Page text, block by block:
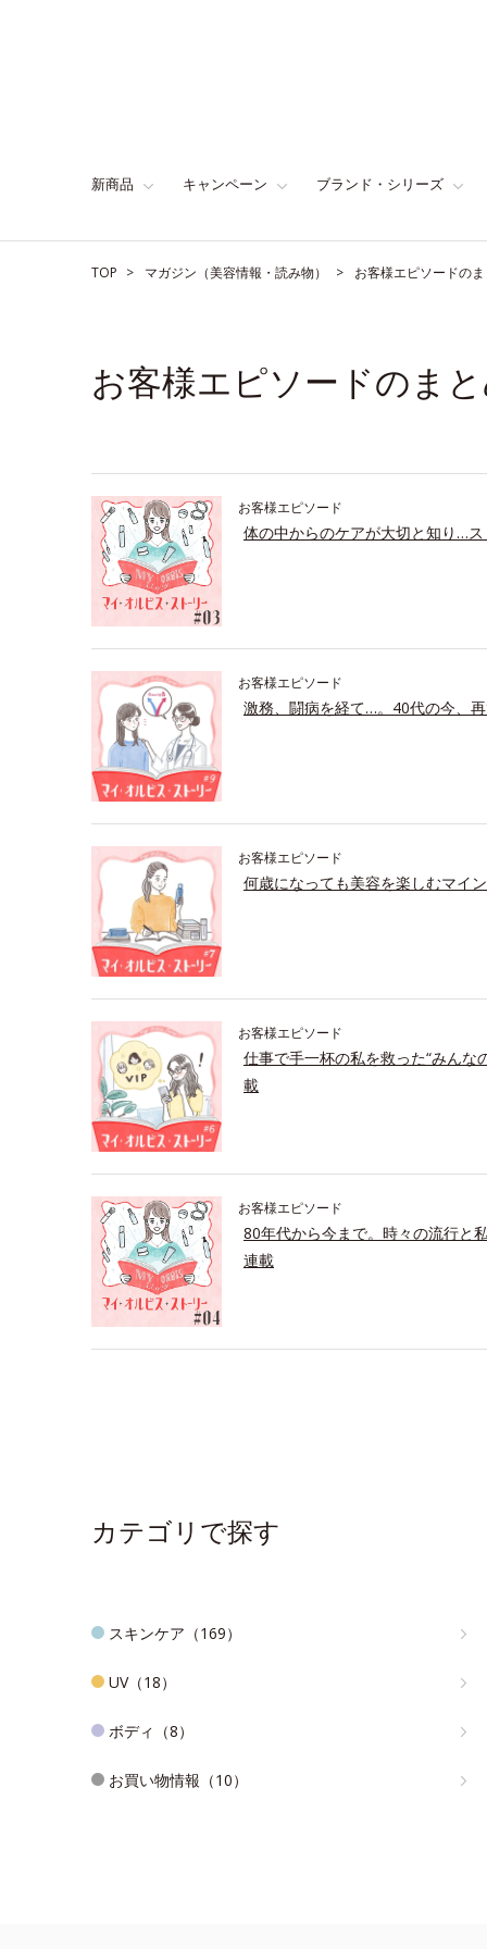
新商品 キャンペーン ブランド・シリーズ
TOP マガジン（美容情報・読み物） お客様エピソードの
お客様エピソードのま
お客様エピソード
体の中からのケアが大切と知り…
お客様エピソード
激務、闘病を経て…。40代の今、
お客様エピソード
何歳になっても美容を楽しむマイ
お客様エピソード
仕事で手一杯の私を救った“みんな
載
お客様エピソード
80年代から今まで。時々の流行と
連載
カテゴリで探す
スキンケア（169）
UV（18）
ボディ（8）
お買い物情報（10）